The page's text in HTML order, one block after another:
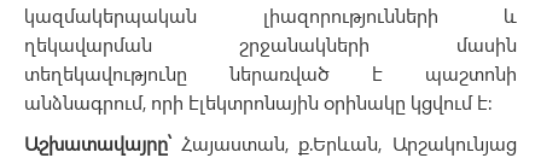
կազմակերպական լիազորությունների և
ղեկավարման շրջանակների մասին
տեղեկավությունը ներառված է պաշտոնի
անձնագրում, որի էլեկտրոնային օրինակը կցվում է:
Աշխատավայրը՝ Հայաստան, ք.Երևան, Արշակունյաց